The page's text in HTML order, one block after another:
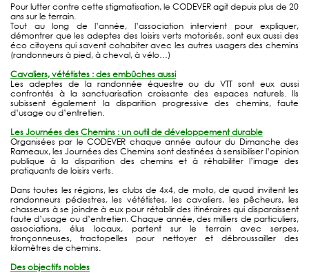
Pour lutter contre cette stigmatisation, le CODEVER agit depuis plus de 20
ans sur le terrain.
Tout au long de l’année, l’association intervient pour expliquer,
démontrer que les adeptes des loisirs verts motorisés, sont eux aussi des
éco citoyens qui savent cohabiter avec les autres usagers des chemins
(randonneurs à pied, à cheval, à vélo…)
Cavaliers, vététistes : des embûches aussi
Les adeptes de la randonnée équestre ou du VTT sont eux aussi
confrontés à la sanctuarisation croissante des espaces naturels. Ils
subissent également la disparition progressive des chemins, faute
d’usage ou d’entretien.
Les Journées des Chemins : un outil de développement durable
Organisées par le CODEVER chaque année autour du Dimanche des
Rameaux, les Journées des Chemins sont destinées à sensibiliser l’opinion
publique à la disparition des chemins et à réhabiliter l’image des
pratiquants de loisirs verts.
Dans toutes les régions, les clubs de 4x4, de moto, de quad invitent les
randonneurs pédestres, les vététistes, les cavaliers, les pêcheurs, les
chasseurs à se joindre à eux pour rétablir des itinéraires qui disparaissent
faute d’usage ou d’entretien. Chaque année, des milliers de particuliers,
associations, élus locaux, partent sur le terrain avec serpes,
tronçonneuses, tractopelles pour nettoyer et débroussailler des
kilomètres de chemins.
Des objectifs nobles